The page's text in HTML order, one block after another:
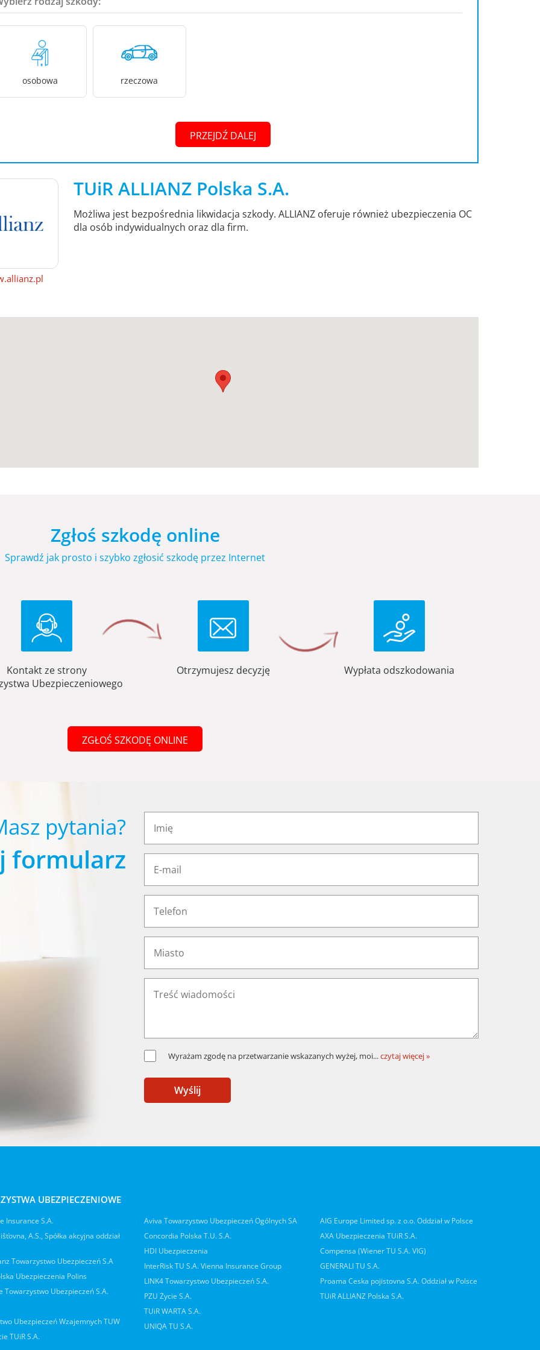
osobowa rzeczowa
PRZEJDŹ DALEJ
TUiR ALLIANZ Polska S.A.
Możliwa jest bezpośrednia likwidacja szkody. ALLIANZ oferuje również ubezpieczenia OC
dla osób indywidualnych oraz dla firm.
Zgłoś szkodę online
Sprawdź jak prosto i szybko zgłosić szkodę przez Internet
Kontakt ze strony
Ubezpieczeniowego
Otrzymujesz decyzję Wypłata odszkodowania
ZGŁOŚ SZKODĘ ONLINE
pytania?
formularz
Wyrażam zgodę na przetwarzanie wskazanych wyżej, moi...czytaj więcej »
Wyślij
UBEZPIECZENIOWE
Insurance S.A.
A.S., Spółka akcyjna oddział
Towarzystwo Ubezpieczeń S.A
Ubezpieczenia Polins
Towarzystwo Ubezpieczeń S.A.
Ubezpieczeń Wzajemnych TUW
TUiR S.A.
Aviva Towarzystwo Ubezpieczeń Ogólnych SA
Concordia Polska T.U. S.A.
HDI Ubezpieczenia
InterRisk TU S.A. Vienna Insurance Group
LINK4 Towarzystwo Ubezpieczeń S.A.
PZU Życie S.A.
TUiR WARTA S.A.
UNIQA TU S.A.
AIG Europe Limited sp. z o.o. Oddział w Polsce
AXA Ubezpieczenia TUiR S.A.
Compensa (Wiener TU S.A. VIG)
GENERALI TU S.A.
Proama Ceska pojistovna S.A. Oddział w Polsce
TUiR ALLIANZ Polska S.A.